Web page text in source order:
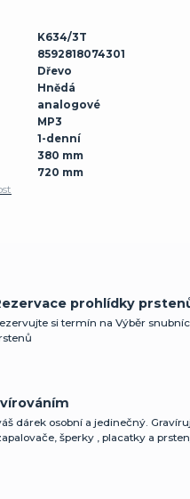
K634/3T
8592818074301
Dřevo
Hnědá
analogové
MP3
1-denní
380 mm
720 mm
prohlídky
si termín na Výběr
dárek osobní a jedinečný.
šperky , placatky a